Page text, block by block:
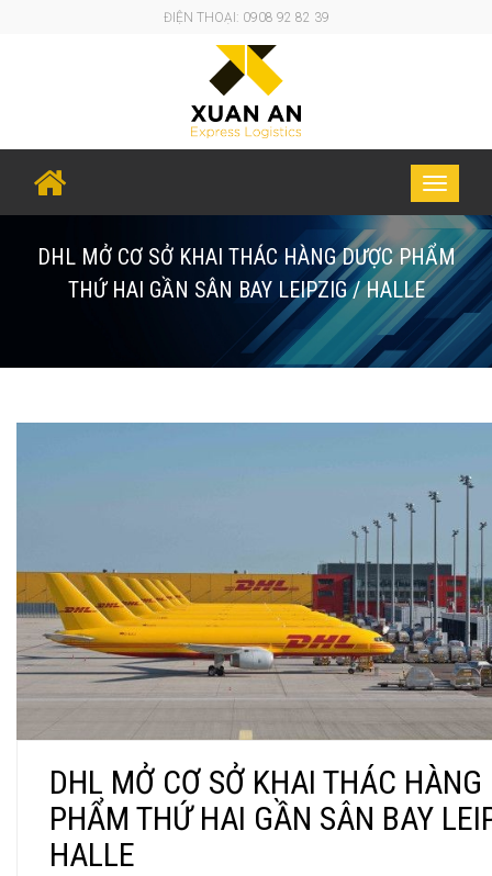
ĐIỆN THOẠI: 0908 92 82 39
Toggle
DHL MỞ CƠ SỞ KHAI THÁC HÀNG DƯỢC PHẨM
THỨ HAI GẦN SÂN BAY LEIPZIG / HALLE
DHL MỞ CƠ SỞ KHAI THÁC HÀNG
PHẨM THỨ HAI GẦN SÂN BAY
HALLE